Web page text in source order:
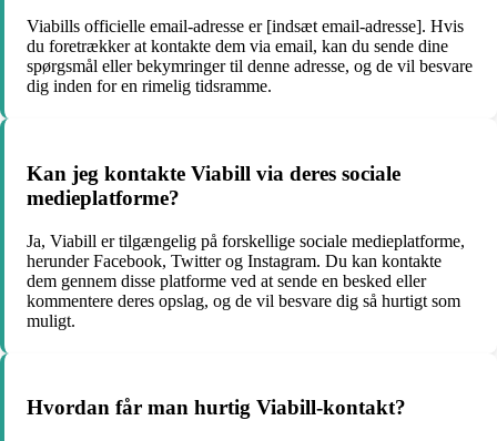
Viabills officielle email-adresse er [indsæt email-adresse]. Hvis
du foretrækker at kontakte dem via email, kan du sende dine
spørgsmål eller bekymringer til denne adresse, og de vil besvare
dig inden for en rimelig tidsramme.
Kan jeg kontakte Viabill via deres sociale
medieplatforme?
Ja, Viabill er tilgængelig på forskellige sociale medieplatforme,
herunder Facebook, Twitter og Instagram. Du kan kontakte
dem gennem disse platforme ved at sende en besked eller
kommentere deres opslag, og de vil besvare dig så hurtigt som
muligt.
Hvordan får man hurtig Viabill-kontakt?